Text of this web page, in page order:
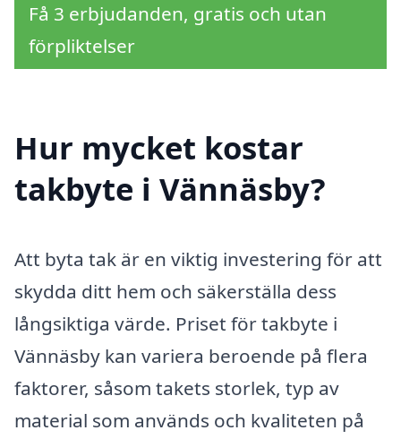
Få 3 erbjudanden, gratis och utan
förpliktelser
Hur mycket kostar
takbyte i Vännäsby?
Att byta tak är en viktig investering för att
skydda ditt hem och säkerställa dess
långsiktiga värde. Priset för takbyte i
Vännäsby kan variera beroende på flera
faktorer, såsom takets storlek, typ av
material som används och kvaliteten på